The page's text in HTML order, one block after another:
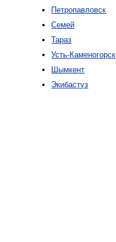
Петропавловск
Семей
Тараз
Усть-Каменогорск
Шымкент
Экибастуз